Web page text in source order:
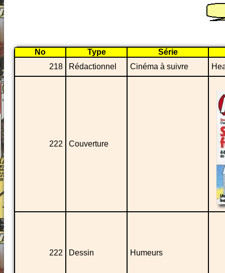
No Type
Série
218
Rédactionnel Cinéma à suivre
222 Couverture
222 Dessin Humeurs